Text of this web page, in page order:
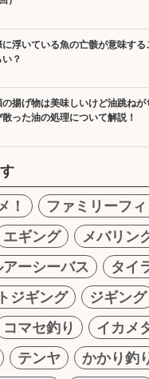
に浮いている魚の亡骸が意味す
い？
の揚げ物は美味しいけど油跳ね
散った油の処理について解説！
！
ファミリーフ
エギング
メバリン
アーシーバス
タイ
ジギング
ジギング
コマセ釣り
イカメ
テンヤ
かかり釣